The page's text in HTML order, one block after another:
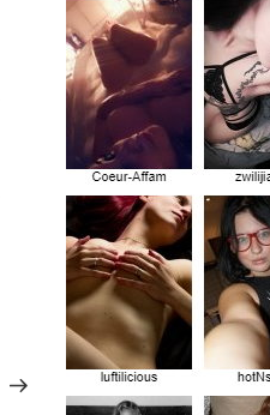
Nächster
Beitrag